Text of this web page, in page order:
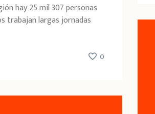
hay 25 mil 307 personas
trabajan largas jornadas
0